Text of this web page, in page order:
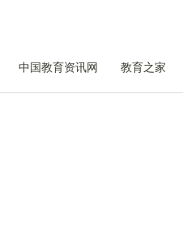
中国教育资讯网 教育之家